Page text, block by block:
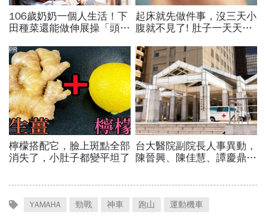
YAMAHA 勁戰 神車 跑山 運動機車